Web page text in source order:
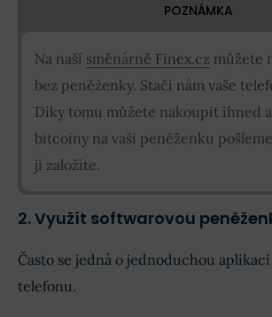
POZNÁMKA
Na naší směnárně Finex.cz můžete
bez peněženky. Stačí nám vaše
Díky tomu můžete nakoupit ihned
bitcoiny na vaši peněženku
ji založíte.
2. Využít softwarovou
Často se jedná o jednoduchou
telefonu.